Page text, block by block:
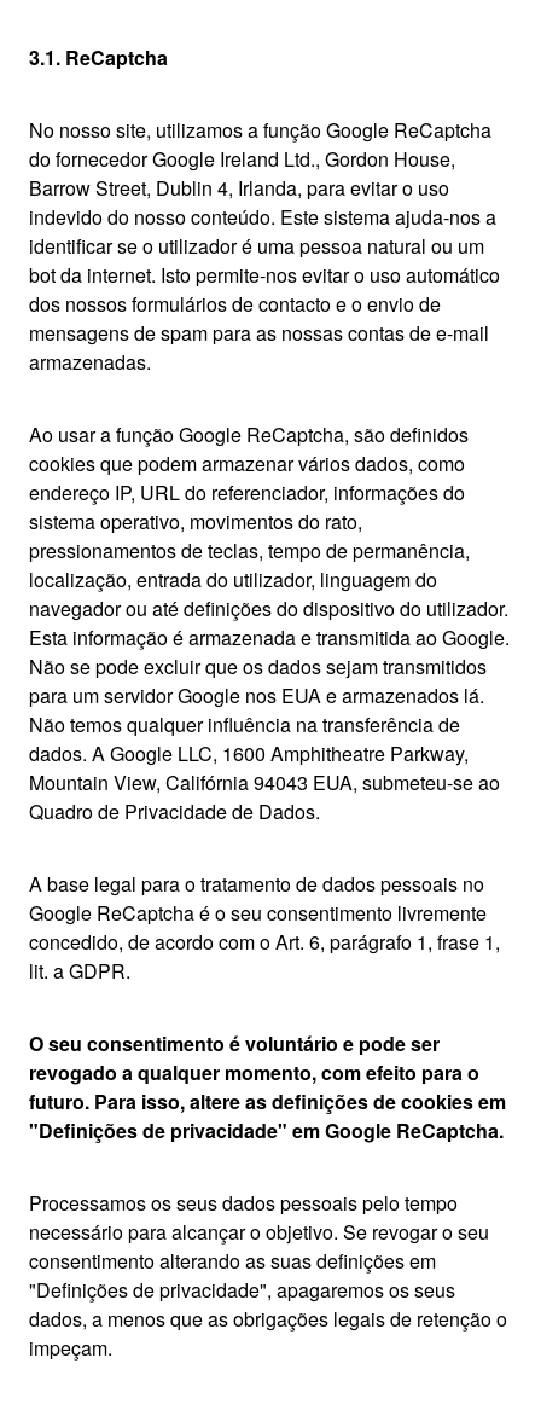
3.1. ReCaptcha
No nosso site, utilizamos a função Google ReCaptcha
do fornecedor Google Ireland Ltd., Gordon House,
Barrow Street, Dublin 4, Irlanda, para evitar o uso
indevido do nosso conteúdo. Este sistema ajuda-nos a
identificar se o utilizador é uma pessoa natural ou um
bot da internet. Isto permite-nos evitar o uso automático
dos nossos formulários de contacto e o envio de
mensagens de spam para as nossas contas de e-mail
armazenadas.
Ao usar a função Google ReCaptcha, são definidos
cookies que podem armazenar vários dados, como
endereço IP, URL do referenciador, informações do
sistema operativo, movimentos do rato,
pressionamentos de teclas, tempo de permanência,
localização, entrada do utilizador, linguagem do
navegador ou até definições do dispositivo do utilizador.
Esta informação é armazenada e transmitida ao Google.
Não se pode excluir que os dados sejam transmitidos
para um servidor Google nos EUA e armazenados lá.
Não temos qualquer influência na transferência de
dados. A Google LLC, 1600 Amphitheatre Parkway,
Mountain View, Califórnia 94043 EUA, submeteu-se ao
Quadro de Privacidade de Dados.
A base legal para o tratamento de dados pessoais no
Google ReCaptcha é o seu consentimento livremente
concedido, de acordo com o Art. 6, parágrafo 1, frase 1,
lit. a GDPR.
O seu consentimento é voluntário e pode ser
revogado a qualquer momento, com efeito para o
futuro. Para isso, altere as definições de cookies em
"Definições de privacidade" em Google ReCaptcha.
Processamos os seus dados pessoais pelo tempo
necessário para alcançar o objetivo. Se revogar o seu
consentimento alterando as suas definições em
"Definições de privacidade", apagaremos os seus
dados, a menos que as obrigações legais de retenção o
impeçam.